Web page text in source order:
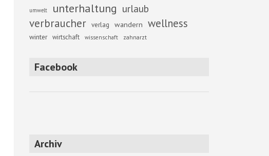
umwelt unterhaltung urlaub
verbraucher verlag wandern wellness
winter wirtschaft wissenschaft zahnarzt
Facebook
Archiv